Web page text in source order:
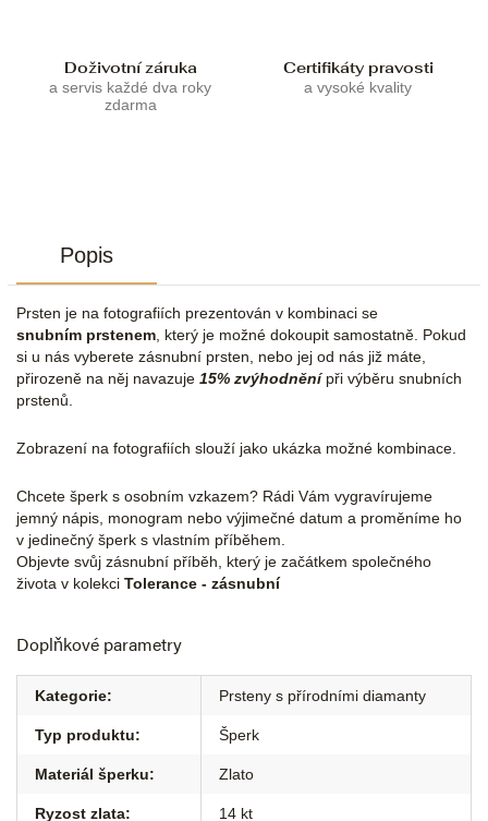
Doživotní záruka
a servis každé dva roky
zdarma
Certifikáty pravosti
a vysoké kvality
Popis
Prsten je na fotografiích prezentován v kombinaci se
snubním prstenem , který je možné dokoupit samostatně. Pokud
si u nás vyberete zásnubní prsten, nebo jej od nás již máte,
přirozeně na něj navazuje 15% zvýhodněnípři výběru snubních
prstenů.
Zobrazení na fotografiích slouží jako ukázka možné kombinace.
Chcete šperk s osobním vzkazem? Rádi Vám vygravírujeme
jemný nápis, monogram nebo výjimečné datum a proměníme ho
v jedinečný šperk s vlastním příběhem.
Objevte svůj zásnubní příběh, který je začátkem společného
života v kolekci Tolerance - zásnubní
Doplňkové parametry
Kategorie: Prsteny s přírodními diamanty
Typ produktu: Šperk
Materiál šperku: Zlato
Ryzost zlata: 14 kt